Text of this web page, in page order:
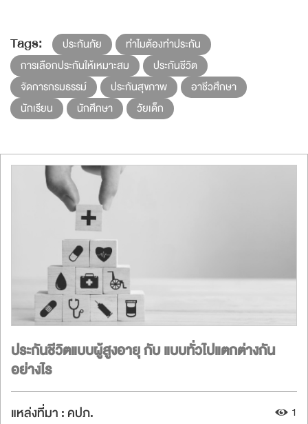
Tags: ประกันภัย
ทำไมต้องทำประกัน
การเลือกประกันให้เหมาะสม
ประกันชีวิต
จัดการกรมธรรม์
ประกันสุขภาพ
อาชีวศึกษา
นักเรียน
นักศึกษา วัยเด็ก
ประกันชีวิตแบบผู้สูงอายุ กับ แบบทั่วไปแตกต่างกัน
อย่างไร
แหล่งที่มา : คปภ. 1